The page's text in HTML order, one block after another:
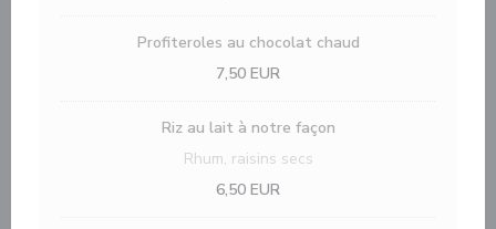
Profiteroles au chocolat chaud
7,50 EUR
Riz au lait à notre façon
Rhum, raisins secs
6,50 EUR